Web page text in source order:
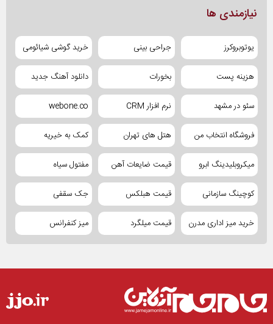
نیازمندی ها
یوتوبروکرز جراحی بینی خرید گوشی شیائومی
هزینه پست بخورات دانلود آهنگ جدید
سئو در مشهد نرم افزار CRM webone.co
فروشگاه انتخاب من هتل های تهران کمک به خیریه
میکروبلیدینگ ابرو قیمت ضایعات آهن مفتول سیاه
کوچینگ سازمانی قیمت هبلکس جک سقفی
خرید میز اداری مدرن قیمت میلگرد میز کنفرانس